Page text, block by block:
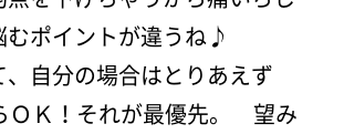
ポイントが違うね♪
、自分の場合はとりあえず
ＯＫ！それが最優先。 望み